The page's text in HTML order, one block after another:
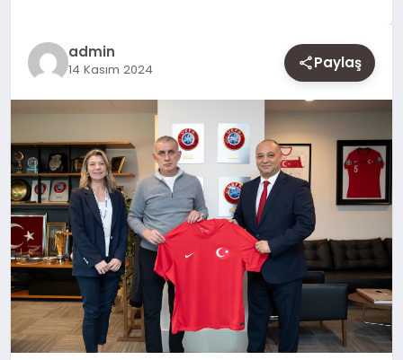
MAGAZIN
SIYASET
SPOR
YAŞAM
admin
14 Kasım 2024 Paylaş